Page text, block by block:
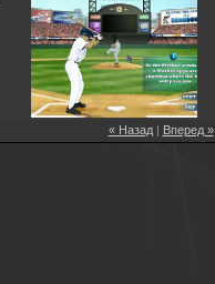
« Назад| Вперед »